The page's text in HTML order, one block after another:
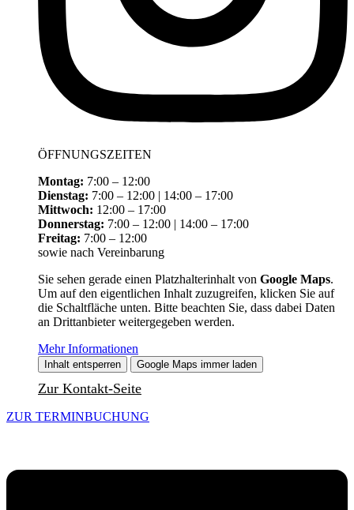
ÖFFNUNGSZEITEN
Montag: 7:00 – 12:00
Dienstag: 7:00 – 12:00 | 14:00 – 17:00
Mittwoch: 12:00 – 17:00
Donnerstag: 7:00 – 12:00 | 14:00 – 17:00
Freitag: 7:00 – 12:00
sowie nach Vereinbarung
Sie sehen gerade einen Platzhalterinhalt von Google Maps.
Um auf den eigentlichen Inhalt zuzugreifen, klicken Sie auf
die Schaltfläche unten. Bitte beachten Sie, dass dabei Daten
an Drittanbieter weitergegeben werden.
Mehr Informationen
Inhalt entsperren Google Maps immer laden
Zur Kontakt-Seite
ZUR TERMINBUCHUNG